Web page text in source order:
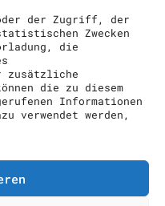
der Zugriff, der
Zwecken
die
zusätzliche
die zu diesem
Informationen
verwendet werden,